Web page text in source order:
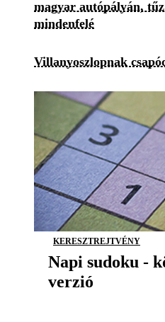
magyar autópályán,
mindenfelé
Villanyoszlopnak
KERESZTREJTVÉNY
Napi sudoku -
verzió